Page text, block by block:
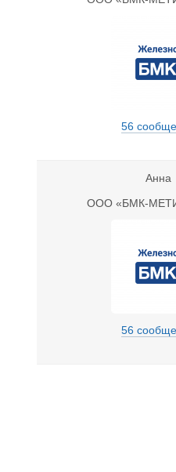
56
Анна
ООО «БМК-
56